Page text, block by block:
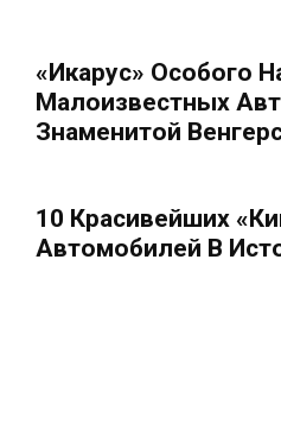
«Икарус» Особого
Малоизвестных
Знаменитой
10 Красивейших
Автомобилей В